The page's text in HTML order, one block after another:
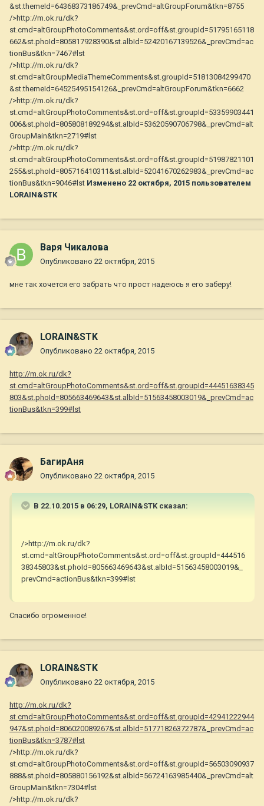
&st.themeId=64368373186749&_prevCmd=altGroupForum&tkn=8755
/>http://m.ok.ru/dk?
st.cmd=altGroupPhotoComments&st.ord=off&st.groupId=51795165118
662&st.phoId=805817928390&st.albId=52420167139526&_prevCmd=ac
tionBus&tkn=7467#lst
/>http://m.ok.ru/dk?
st.cmd=altGroupMediaThemeComments&st.groupId=51813084299470
&st.themeId=64525495154126&_prevCmd=altGroupForum&tkn=6662
/>http://m.ok.ru/dk?
st.cmd=altGroupPhotoComments&st.ord=off&st.groupId=53359903441
006&st.phoId=805808189294&st.albId=53620590706798&_prevCmd=alt
GroupMain&tkn=2719#lst
/>http://m.ok.ru/dk?
st.cmd=altGroupPhotoComments&st.ord=off&st.groupId=51987821101
255&st.phoId=805716410311&st.albId=52041670262983&_prevCmd=ac
tionBus&tkn=9046#lst Изменено 22 октября, 2015 пользователем
LORAIN&STK
Варя Чикалова
Опубликовано 22 октября, 2015
мне так хочется его забрать что прост надеюсь я его заберу!
LORAIN&STK
Опубликовано 22 октября, 2015
http://m.ok.ru/dk?
st.cmd=altGroupPhotoComments&st.ord=off&st.groupId=44451638345
803&st.phoId=805663469643&st.albId=51563458003019&_prevCmd=ac
tionBus&tkn=399#lst
БагирАня
Опубликовано 22 октября, 2015
В 22.10.2015 в 06:29, LORAIN&STK сказал:
/>http://m.ok.ru/dk?
st.cmd=altGroupPhotoComments&st.ord=off&st.groupId=444516
38345803&st.phoId=805663469643&st.albId=51563458003019&_
prevCmd=actionBus&tkn=399#lst
Спасибо огроменное!
LORAIN&STK
Опубликовано 22 октября, 2015
http://m.ok.ru/dk?
st.cmd=altGroupPhotoComments&st.ord=off&st.groupId=42941222944
947&st.phoId=806020089267&st.albId=51771826372787&_prevCmd=ac
tionBus&tkn=3787#lst
/>http://m.ok.ru/dk?
st.cmd=altGroupPhotoComments&st.ord=off&st.groupId=56503090937
888&st.phoId=805880156192&st.albId=56724163985440&_prevCmd=alt
GroupMain&tkn=7304#lst
/>http://m.ok.ru/dk?